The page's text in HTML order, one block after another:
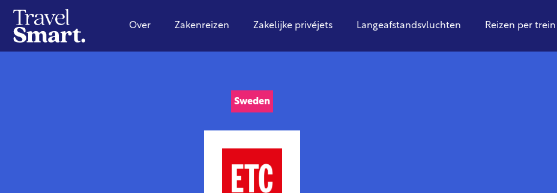
Over Zakenreizen Zakelijke privéjets Langeafstandsvluchten Reizen per trein
Sweden